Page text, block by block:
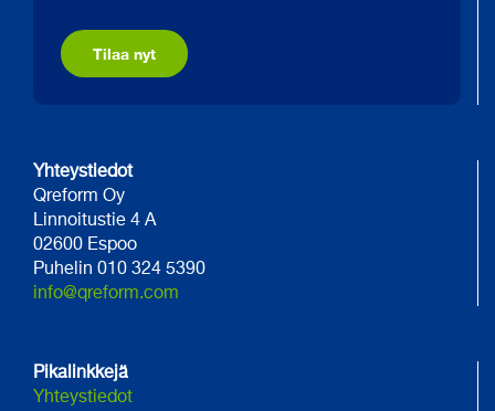
Tilaa nyt
Yhteystiedot
Qreform Oy
Linnoitustie 4 A
02600 Espoo
Puhelin 010 324 5390
info@qreform.com
Pikalinkkejä
Yhteystiedot